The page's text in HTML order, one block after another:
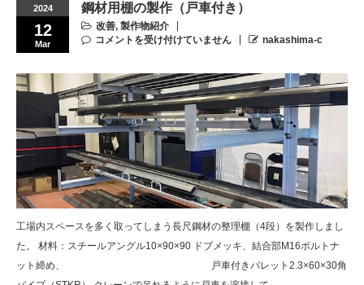
2024
12
Mar
鋼材用棚の製作（戸車付き）
改善, 製作物紹介
コメントを受け付けていません
nakashima-c
工場内スペースを多く取ってしまう長尺鋼材の整理棚（4段）を製作しまし
た。 材料：スチールアングル10×90×90 ドブメッキ、結合部M16ボルトナ
ット締め、 戸車付きパレット2.3×60×30角